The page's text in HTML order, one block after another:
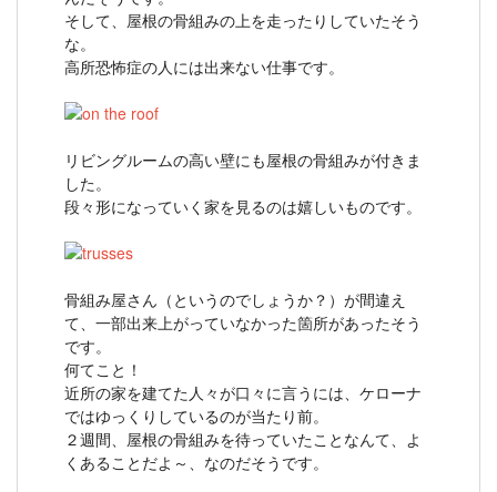
そして、屋根の骨組みの上を走ったりしていたそう
な。
高所恐怖症の人には出来ない仕事です。
リビングルームの高い壁にも屋根の骨組みが付きま
した。
段々形になっていく家を見るのは嬉しいものです。
骨組み屋さん（というのでしょうか？）が間違え
て、一部出来上がっていなかった箇所があったそう
です。
何てこと！
近所の家を建てた人々が口々に言うには、ケローナ
ではゆっくりしているのが当たり前。
２週間、屋根の骨組みを待っていたことなんて、よ
くあることだよ～、なのだそうです。